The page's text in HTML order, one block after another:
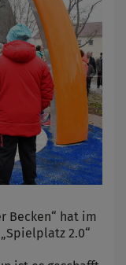
Becken“ hat im
2.0“